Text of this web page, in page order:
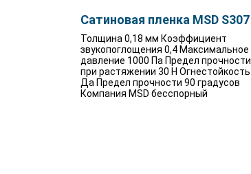
Сатиновая пленка MSD S307
Толщина 0,18 мм Коэффициент
звукопоглощения 0,4 Максимальное
давление 1000 Па Предел прочности
при растяжении 30 Н Огнестойкость
Да Предел прочности 90 градусов
Компания MSD бесспорный